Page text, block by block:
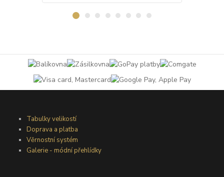
Tabulky velikostí
Doprava a platba
Věrnostní systém
Galerie - módní přehlídky